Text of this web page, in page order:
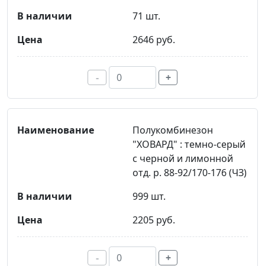
71 шт.
2646 руб.
- +
Полукомбинезон
"ХОВАРД" : темно-серый
с черной и лимонной
отд. р. 88-92/170-176 (ЧЗ)
999 шт.
2205 руб.
- +